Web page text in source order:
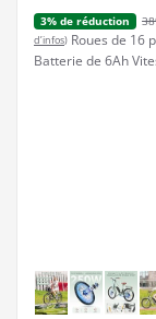
3% de réduction
d’infos) Roues de 16
Batterie de 6Ah